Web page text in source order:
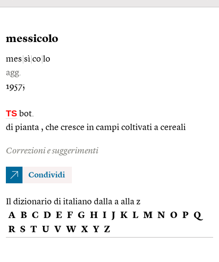
messicolo
mes sì co lo
agg.
1957;
TS bot.
di pianta , che cresce in campi coltivati a cereali
Correzioni e suggerimenti
Condividi
Il dizionario di italiano dalla a alla z
A B C D E F G H I J K L M N O P Q
R S T U V W X Y Z